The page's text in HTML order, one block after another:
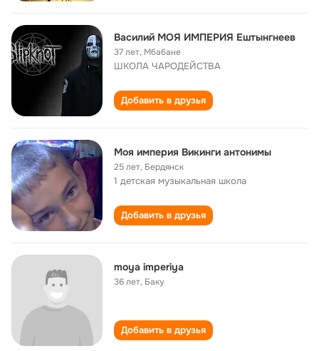
Василий МОЯ ИМПЕРИЯ Ештынгнеев
37 лет, Мбабане
ШКОЛА ЧАРОДЕЙСТВА
Добавить в друзья
Моя империя Викинги антонимы
25 лет, Бердянск
1 детская музыкальная школа
Добавить в друзья
moya imperiya
36 лет, Баку
Добавить в друзья